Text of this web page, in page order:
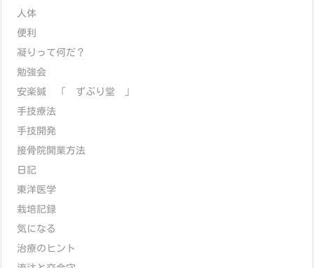
人体
便利
凝りって何だ？
勉強会
安楽鍼 「 ずぶり堂 」
手技療法
手技開発
接骨院開業方法
日記
東洋医学
栽培記録
気になる
治療のヒント